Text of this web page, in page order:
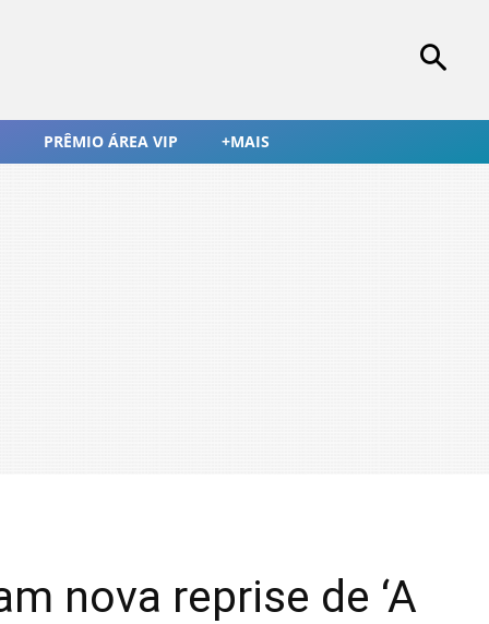
PRÊMIO ÁREA VIP +MAIS
nova reprise de ‘A